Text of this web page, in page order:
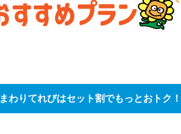
わりてれびはセット割でもっとおトク！